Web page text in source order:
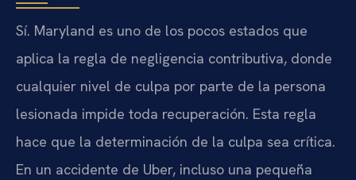
Sí. Maryland es uno de los pocos estados que
aplica la regla de negligencia contributiva, donde
cualquier nivel de culpa por parte de la persona
lesionada impide toda recuperación. Esta regla
hace que la determinación de la culpa sea crítica.
En un accidente de Uber, incluso una pequeña